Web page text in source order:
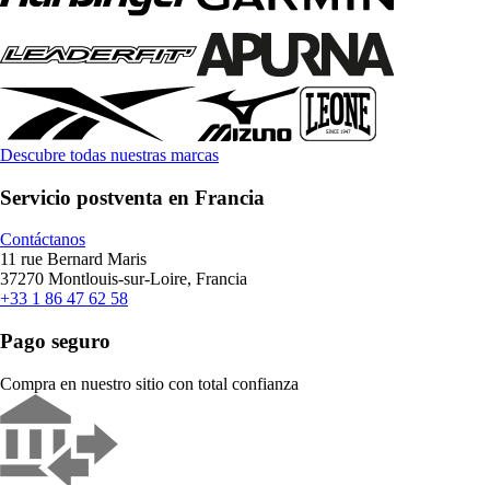
Descubre todas nuestras marcas
Servicio postventa en Francia
Contáctanos
11 rue Bernard Maris
37270 Montlouis-sur-Loire, Francia
+33 1 86 47 62 58
Pago seguro
Compra en nuestro sitio con total confianza